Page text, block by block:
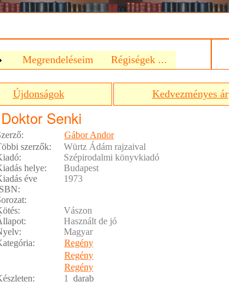
Megrendeléseim Régiségek ...
Újdonságok Kedvezményes ár
Doktor Senki
Gábor Andor
szerzők:
Würtz Ádám rajzaival
Szépirodalmi könyvkiadó
helye:
Budapest
éve
1973
Vászon
Használt de jó
Magyar
Regény
Regény
Regény
1 darab